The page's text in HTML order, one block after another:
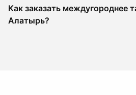
Как заказать междугороднее
Алатырь?